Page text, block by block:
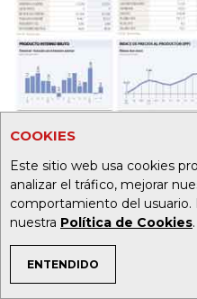
COOKIES
Este sitio web usa cookies
analizar el tráfico, mejorar
comportamiento del usuario.
nuestra Política de Cookies.
ENTENDIDO
TEMAS DE INTERÉS
20 32
Foto: